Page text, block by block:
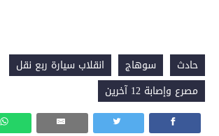
حادث سوهاج
انقلاب سيارة ربع نقل
مصرع وإصابة 12 آخرين